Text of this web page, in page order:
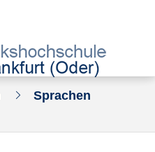
Sprachen